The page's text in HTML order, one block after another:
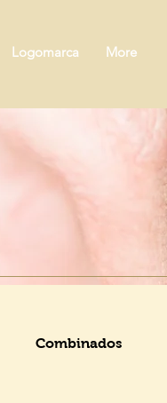
Logomarca More
Combinados